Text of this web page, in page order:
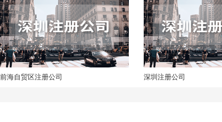
前海自贸区注册公司 深圳注册公司